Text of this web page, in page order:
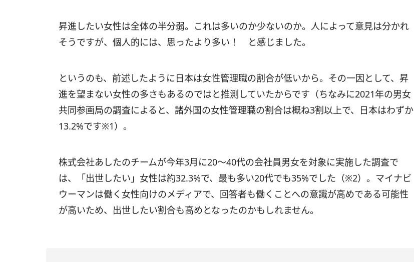
昇進したい女性は全体の半分弱。これは多いのか少ないのか。人によって意見は分かれ
そうですが、個人的には、思ったより多い！ と感じました。
というのも、前述したように日本は女性管理職の割合が低いから。その一因として、昇
進を望まない女性の多さもあるのではと推測していたからです（ちなみに2021年の男女
共同参画局の調査によると、諸外国の女性管理職の割合は概ね3割以上で、日本はわずか
13.2%です※1）。
株式会社あしたのチームが今年3月に20～40代の会社員男女を対象に実施した調査で
は、「出世したい」女性は約32.3%で、最も多い20代でも35%でした（※2）。マイナビ
ウーマンは働く女性向けのメディアで、回答者も働くことへの意識が高めである可能性
が高いため、出世したい割合も高めとなったのかもしれません。